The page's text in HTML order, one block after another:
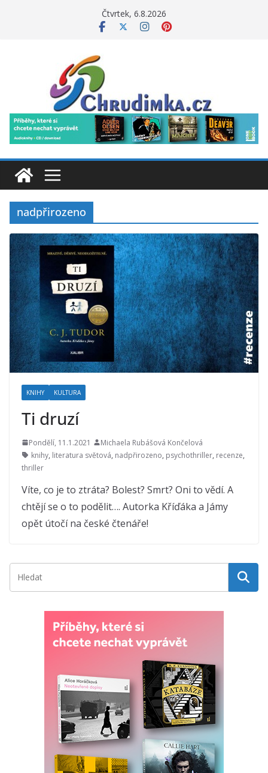
Čtvrtek, 6.8.2026
nadpřirozeno
KNIHY KULTURA
Ti druzí
Pondělí, 11.1.2021
Michaela Rubášová Končelová
knihy, literatura světová, nadpřirozeno, psychothriller, recenze,
thriller
Víte, co je to ztráta? Bolest? Smrt? Oni to vědí. A
chtějí se o to podělit…. Autorka Kříďáka a Jámy
opět útočí na české čtenáře!